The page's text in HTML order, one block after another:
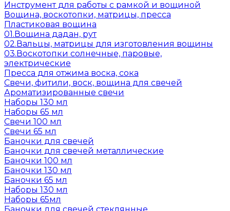
Инструмент для работы с рамкой и вощиной
Вощина, воскотопки, матрицы, пресса
Пластиковая вощина
01.Вощина дадан, рут
02.Вальцы, матрицы для изготовления вощины
03.Воскотопки солнечные, паровые,
электрические
Пресса для отжима воска, сока
Свечи, фитили, воск, вощина для свечей
Ароматизированные свечи
Наборы 130 мл
Наборы 65 мл
Свечи 100 мл
Свечи 65 мл
Баночки для свечей
Баночки для свечей металлические
Баночки 100 мл
Баночки 130 мл
Баночки 65 мл
Наборы 130 мл
Наборы 65мл